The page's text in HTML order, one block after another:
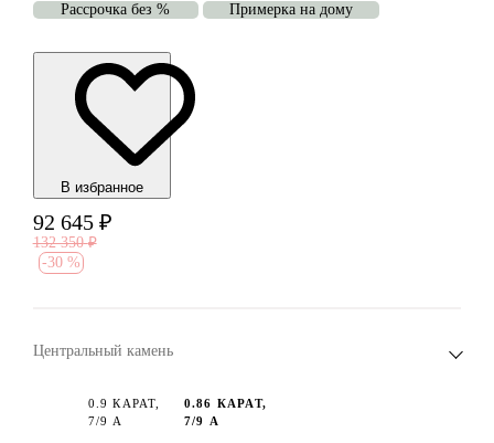
Рассрочка без % Примерка на дому
В избранноe
92 645 ₽
132 350 ₽
-30 %
Центральный камень
0.9 КАРАТ,
7/9 А
0.86 КАРАТ,
7/9 А